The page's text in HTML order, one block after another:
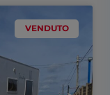
VENDUTO